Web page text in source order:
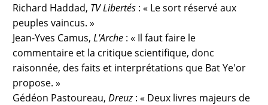
Richard Haddad, TV Libertés : « Le sort réservé aux
peuples vaincus. »
Jean-Yves Camus,L'Arche : « Il faut faire le
commentaire et la critique scientifique, donc
raisonnée, des faits et interprétations que Bat Ye'or
propose. »
Gédéon Pastoureau,Dreuz : « Deux livres majeurs de